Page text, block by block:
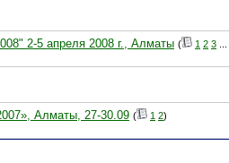
2-5 апреля 2008 г., Алматы ( 1 2 3
Алматы, 27-30.09 ( 1 2)